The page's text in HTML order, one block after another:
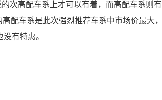
次高配车系上才可以有着，而高配车系则有
配车系是此次强烈推荐车系中市场价最大，
有特惠。